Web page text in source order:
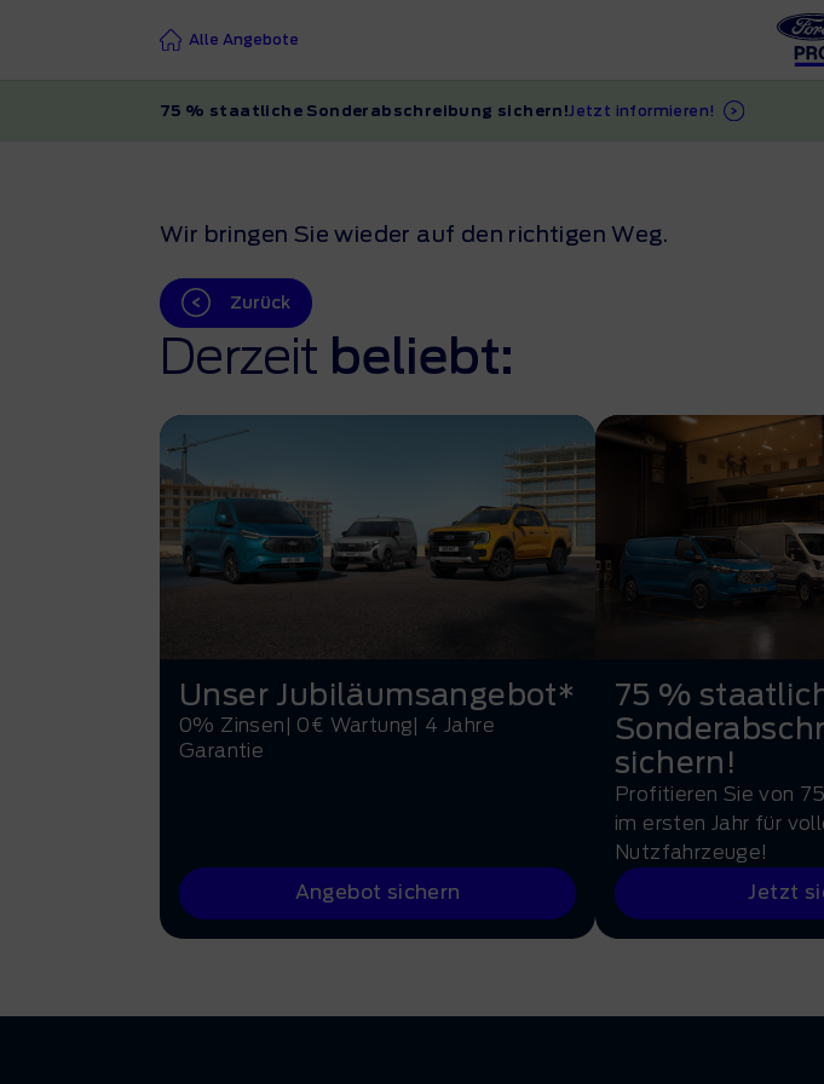
Alle Angebote
75 % staatliche Sonderabschreibung sichern!Jetzt informieren!
Wir bringen Sie wieder auf den richtigen Weg.
Zurück
Derzeit beliebt:
Unser Jubiläumsangebot*
0% Zinsen| 0€ Wartung| 4 Jahre
Garantie
Angebot sichern
75 %
sichern!
Profitieren Sie von
im ersten Jahr für
Nutzfahrzeuge!
Jetzt